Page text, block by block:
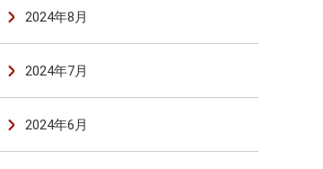
2024年8月
2024年7月
2024年6月